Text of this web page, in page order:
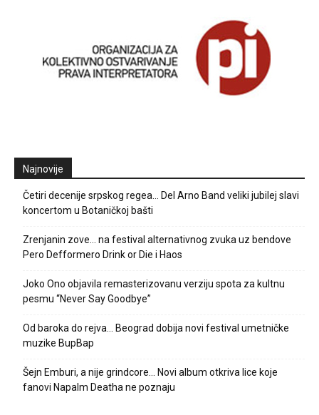
Najnovije
Četiri decenije srpskog regea… Del Arno Band veliki jubilej slavi
koncertom u Botaničkoj bašti
Zrenjanin zove… na festival alternativnog zvuka uz bendove
Pero Defformero Drink or Die i Haos
Joko Ono objavila remasterizovanu verziju spota za kultnu
pesmu “Never Say Goodbye”
Od baroka do rejva… Beograd dobija novi festival umetničke
muzike BupBap
Šejn Emburi, a nije grindcore… Novi album otkriva lice koje
fanovi Napalm Deatha ne poznaju